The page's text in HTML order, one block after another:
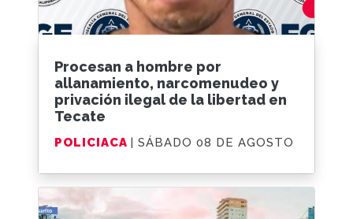
Procesan a hombre por
allanamiento, narcomenudeo y
privación ilegal de la libertad en
Tecate
POLICIACA | SÁBADO 08 DE AGOSTO